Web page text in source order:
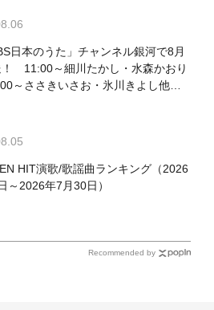
日本のうた」チャンネル銀河で8月
11:00～細川たかし・水森かおり
～ささきいさお・氷川きよし他登
HIT演歌/歌謡曲ランキング（2026
～2026年7月30日）
Recommended by